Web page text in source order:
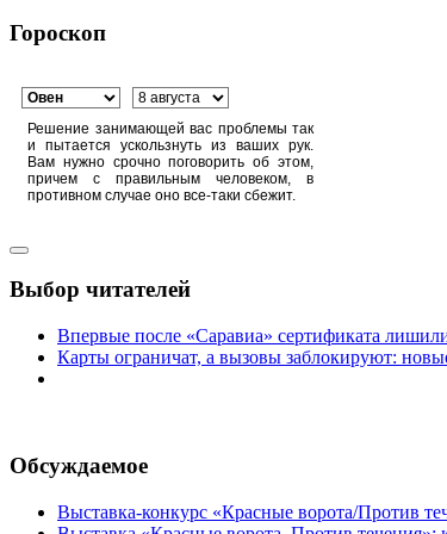
Гороскоп
Решение занимающей вас проблемы так
и пытается ускользнуть из ваших рук.
Вам нужно срочно поговорить об этом,
причем с правильным человеком, в
противном случае оно все-таки сбежит.
Выбор читателей
Впервые после «Саравиа» сертификата
Карты ограничат, а вызовы заблокируют:
Обсуждаемое
Выставка-конкурс «Красные ворота/Против